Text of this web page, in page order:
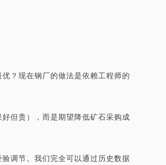
？现在钢厂的做法是依赖工程师的
但贵），而是期望降低矿石采购成
调节。我们完全可以通过历史数据